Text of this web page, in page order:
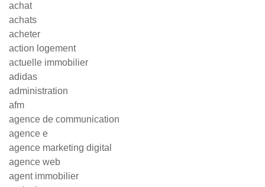
achat
achats
acheter
action logement
actuelle immobilier
adidas
administration
afm
agence de communication
agence e
agence marketing digital
agence web
agent immobilier